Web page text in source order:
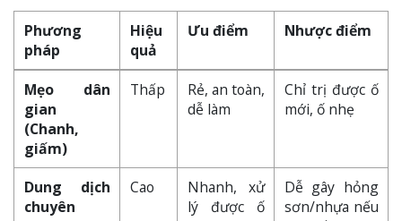
Phương
pháp
Hiệu
quả
Ưu điểm Nhược điểm
Mẹo dân
gian
(Chanh,
giấm)
Thấp
Rẻ, an toàn,
dễ làm
Chỉ trị được ố
mới, ố nhẹ
Dung dịch
chuyên
Cao
Nhanh, xử
lý được ố
Dễ gây hỏng
sơn/nhựa nếu